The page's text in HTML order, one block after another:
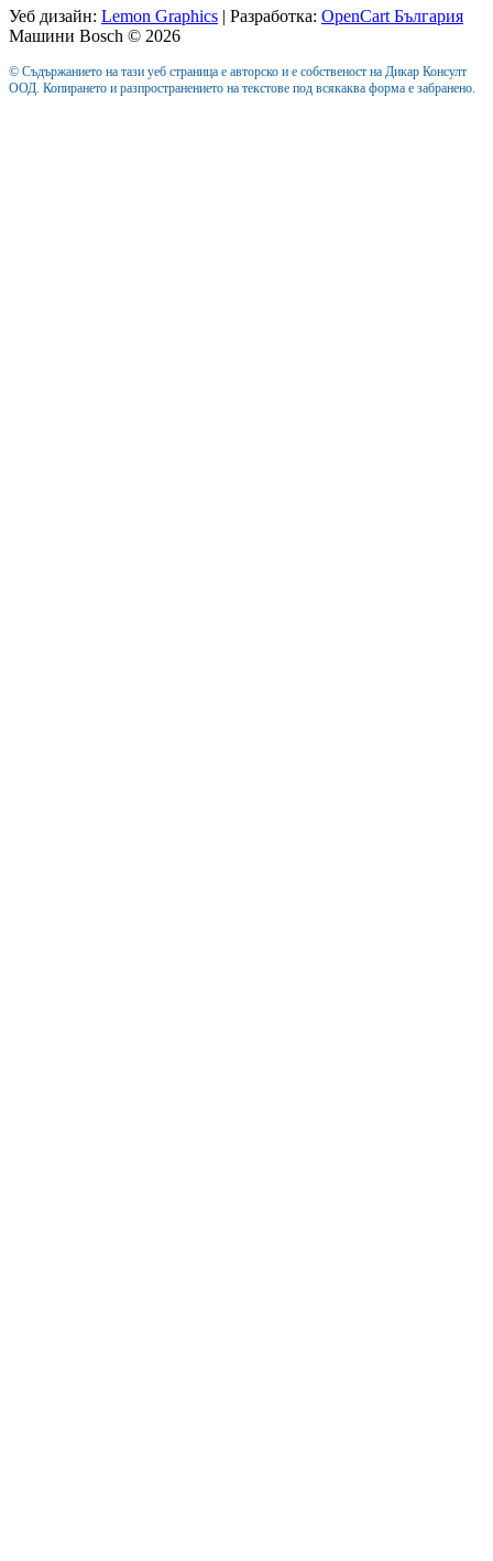
Уеб дизайн: Lemon Graphics | Разработка: OpenCart България
Машини Bosch © 2026
© Съдържанието на тази уеб страница е авторско и е собственост на Дикар Консулт
ООД. Копирането и разпространението на текстове под всякаква форма е забранено.